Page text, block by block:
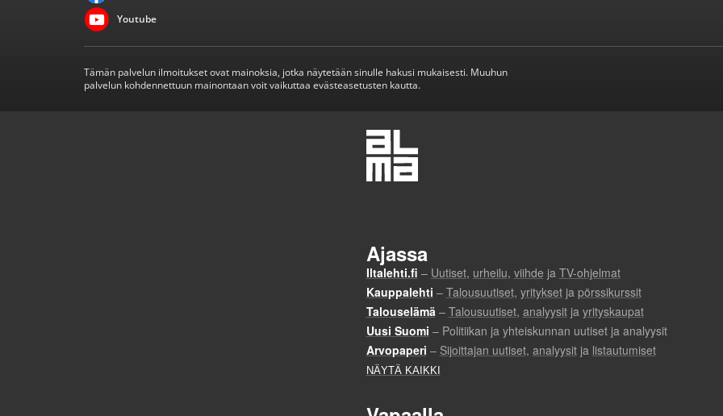
Youtube
Tämän palvelun ilmoitukset ovat mainoksia, jotka näytetään sinulle hakusi mukaisesti. Muuhun
palvelun kohdennettuun mainontaan voit vaikuttaa evästeasetusten kautta.